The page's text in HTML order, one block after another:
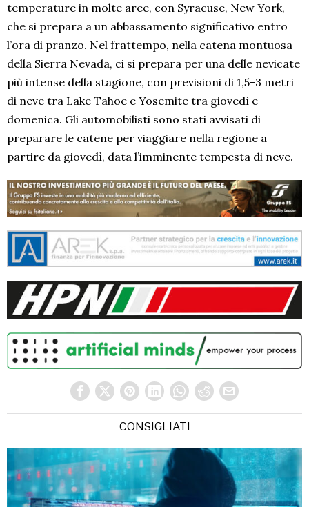
temperature in molte aree, con Syracuse, New York,
che si prepara a un abbassamento significativo entro
l’ora di pranzo. Nel frattempo, nella catena montuosa
della Sierra Nevada, ci si prepara per una delle nevicate
più intense della stagione, con previsioni di 1,5-3 metri
di neve tra Lake Tahoe e Yosemite tra giovedì e
domenica. Gli automobilisti sono stati avvisati di
preparare le catene per viaggiare nella regione a
partire da giovedì, data l’imminente tempesta di neve.
CONSIGLIATI